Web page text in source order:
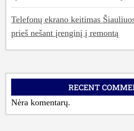
Telefonų ekrano keitimas
prieš nešant įrenginį į remontą
RECENT
Nėra komentarų.